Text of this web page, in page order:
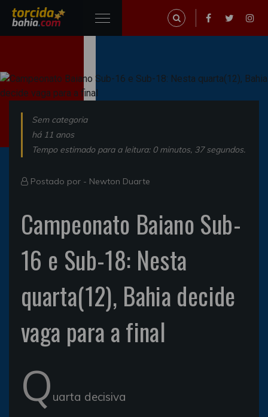
Sem categoria
há 11 anos
Tempo estimado para a leitura: 0 minutos, 37 segundos.
Postado por - Newton Duarte
Campeonato Baiano Sub-
16 e Sub-18: Nesta
quarta(12), Bahia decide
vaga para a final
Q uarta decisiva